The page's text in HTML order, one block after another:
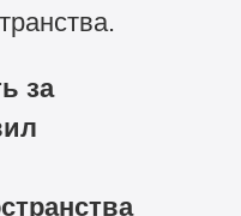
за